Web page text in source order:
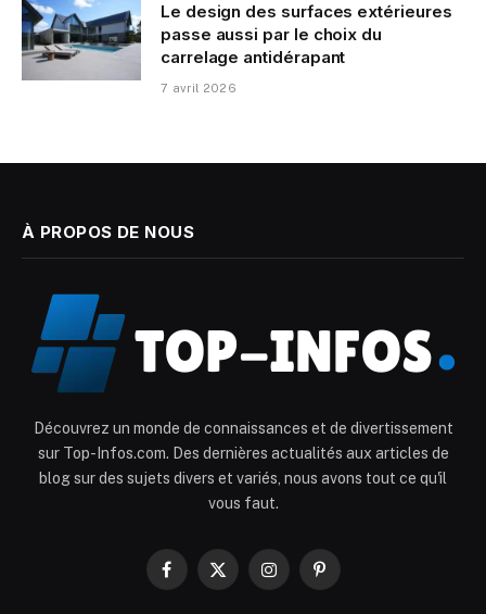
Le design des surfaces extérieures
passe aussi par le choix du
carrelage antidérapant
7 avril 2026
À PROPOS DE NOUS
Découvrez un monde de connaissances et de divertissement
sur Top-Infos.com. Des dernières actualités aux articles de
blog sur des sujets divers et variés, nous avons tout ce qu'il
vous faut.
Facebook
X
InstagramPinterest